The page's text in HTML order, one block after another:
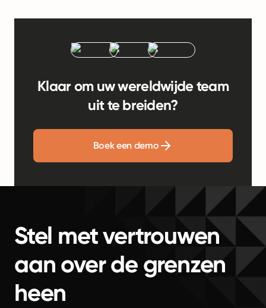
Klaar om uw wereldwijde team
uit te breiden?
Boek een demo
Stel met vertrouwen
aan over de grenzen
heen